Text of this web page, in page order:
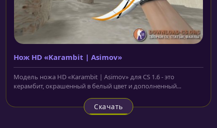
Нож HD «Karambit | Asimov»
Модель ножа HD «Karambit | Asimov» для CS 1.6 - это
керамбит, окрашенный в белый цвет и дополненный...
Скачать